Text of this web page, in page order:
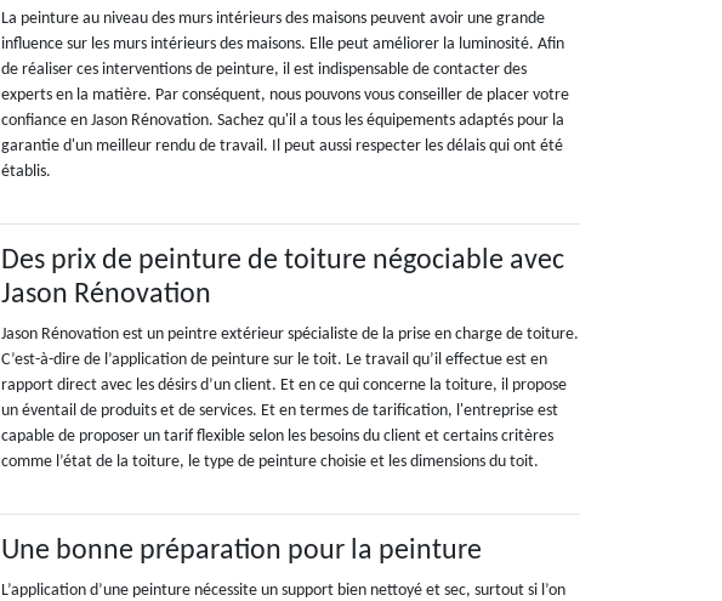
La peinture au niveau des murs intérieurs des maisons peuvent avoir une grande
influence sur les murs intérieurs des maisons. Elle peut améliorer la luminosité. Afin
de réaliser ces interventions de peinture, il est indispensable de contacter des
experts en la matière. Par conséquent, nous pouvons vous conseiller de placer votre
confiance en Jason Rénovation. Sachez qu'il a tous les équipements adaptés pour la
garantie d'un meilleur rendu de travail. Il peut aussi respecter les délais qui ont été
établis.
Des prix de peinture de toiture négociable avec
Jason Rénovation
Jason Rénovation est un peintre extérieur spécialiste de la prise en charge de toiture.
C’est-à-dire de l’application de peinture sur le toit. Le travail qu’il effectue est en
rapport direct avec les désirs d’un client. Et en ce qui concerne la toiture, il propose
un éventail de produits et de services. Et en termes de tarification, l'entreprise est
capable de proposer un tarif flexible selon les besoins du client et certains critères
comme l’état de la toiture, le type de peinture choisie et les dimensions du toit.
Une bonne préparation pour la peinture
L’application d’une peinture nécessite un support bien nettoyé et sec, surtout si l’on